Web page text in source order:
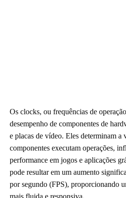
Os clocks, ou frequências de
desempenho de componentes de
e placas de vídeo. Eles determinam a
componentes executam operações,
performance em jogos e aplicações
pode resultar em um aumento
por segundo (FPS), proporcionando
mais fluida e responsiva.